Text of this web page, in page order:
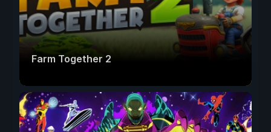
Farm Together 2